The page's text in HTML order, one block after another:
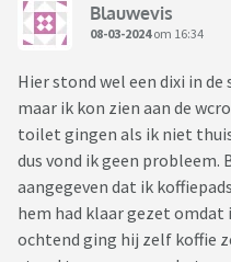
Blauwevis
08-03-2024om 16:34
Hier stond wel een dixi in
maar ik kon zien aan de
toilet gingen als ik niet
dus vond ik geen probleem.
aangegeven dat ik
hem had klaar gezet
ochtend ging hij zelf koffie